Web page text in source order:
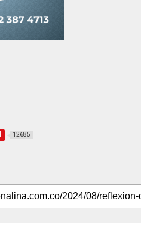
12685